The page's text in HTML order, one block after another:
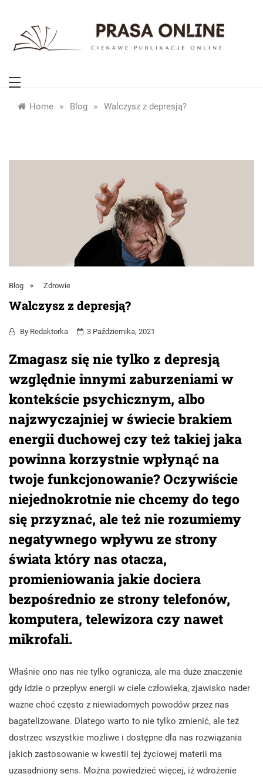
content
PrasaOnline.eu
Home » Blog » Walczysz z depresją?
Blog Zdrowie
Walczysz z depresją?
By Redaktorka 3 Października, 2021
Zmagasz się nie tylko z depresją
względnie innymi zaburzeniami w
kontekście psychicznym, albo
najzwyczajniej w świecie brakiem
energii duchowej czy też takiej jaka
powinna korzystnie wpłynąć na
twoje funkcjonowanie? Oczywiście
niejednokrotnie nie chcemy do tego
się przyznać, ale też nie rozumiemy
negatywnego wpływu ze strony
świata który nas otacza,
promieniowania jakie dociera
bezpośrednio ze strony telefonów,
komputera, telewizora czy nawet
mikrofali.
Właśnie ono nas nie tylko ogranicza, ale ma duże znaczenie
gdy idzie o przepływ energii w ciele człowieka, zjawisko nader
ważne choć często z niewiadomych powodów przez nas
bagatelizowane. Dlatego warto to nie tylko zmienić, ale też
dostrzec wszystkie możliwe i dostępne dla nas rozwiązania
jakich zastosowanie w kwestii tej życiowej materii ma
uzasadniony sens. Można powiedzieć więcej, iż wdrożenie